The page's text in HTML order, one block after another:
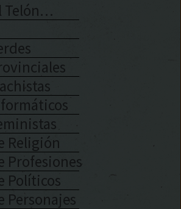
Telón…
Religión
Profesiones
Políticos
Personajes